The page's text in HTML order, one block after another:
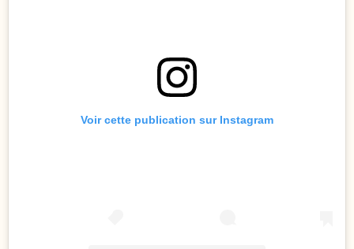
Voir cette publication sur Instagram